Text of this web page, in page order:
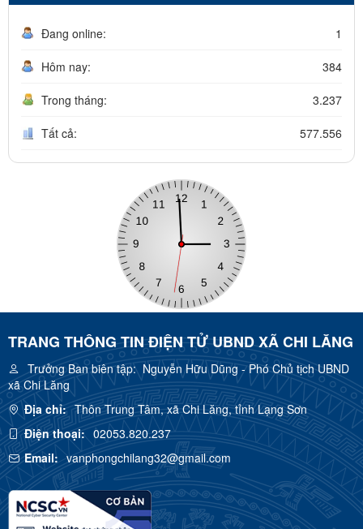
Đang online: 1
Hôm nay: 384
Trong tháng: 3.237
Tất cả: 577.556
TRANG THÔNG TIN ĐIỆN TỬ UBND XÃ CHI LĂNG
Trưởng Ban biên tập:Nguyễn Hữu Dũng - Phó Chủ tịch UBND
xã Chi Lăng
Địa chỉ: Thôn Trung Tâm, xã Chi Lăng, tỉnh Lạng Sơn
Điện thoại: 02053.820.237
Email: vanphongchilang32@gmail.com